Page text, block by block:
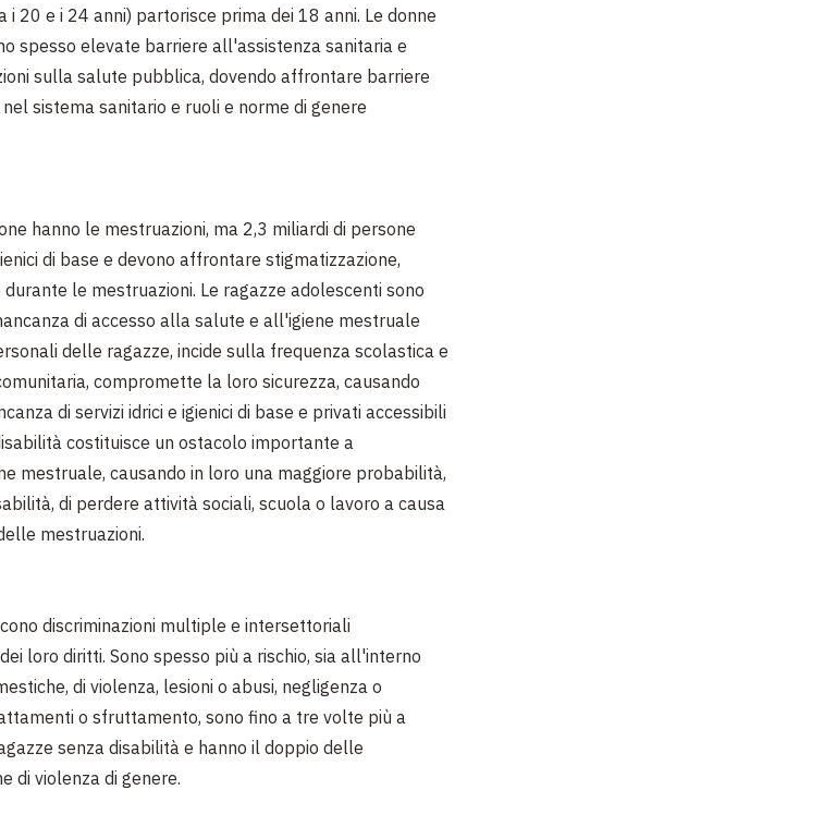
i 20 e i 24 anni) partorisce prima dei 18 anni. Le donne
spesso elevate barriere all'assistenza sanitaria e
sulla salute pubblica, dovendo affrontare barriere
sistema sanitario e ruoli e norme di genere
hanno le mestruazioni, ma 2,3 miliardi di persone
di base e devono affrontare stigmatizzazione,
le mestruazioni. Le ragazze adolescenti sono
di accesso alla salute e all'igiene mestruale
delle ragazze, incide sulla frequenza scolastica e
compromette la loro sicurezza, causando
di servizi idrici e igienici di base e privati accessibili
costituisce un ostacolo importante a
mestruale, causando in loro una maggiore probabilità,
di perdere attività sociali, scuola o lavoro a causa
mestruazioni.
discriminazioni multiple e intersettoriali
loro diritti. Sono spesso più a rischio, sia all'interno
di violenza, lesioni o abusi, negligenza o
o sfruttamento, sono fino a tre volte più a
senza disabilità e hanno il doppio delle
di violenza di genere.